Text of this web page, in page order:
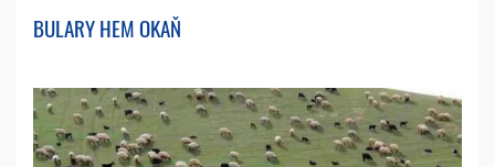
BULARY HEM OKAŇ